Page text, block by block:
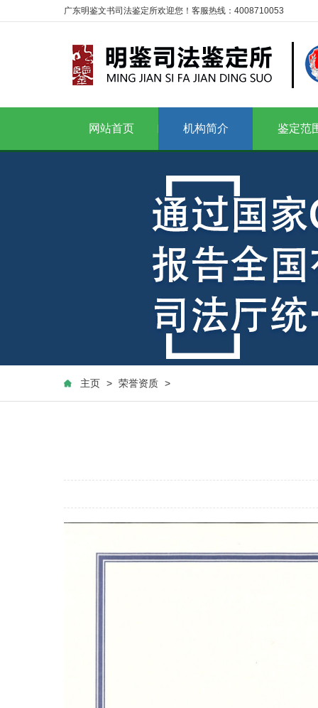
广东明鉴文书司法鉴定所欢迎您！客服热线：4008710053
网站首页 机构简介 鉴定范
主页 > 荣誉资质 >